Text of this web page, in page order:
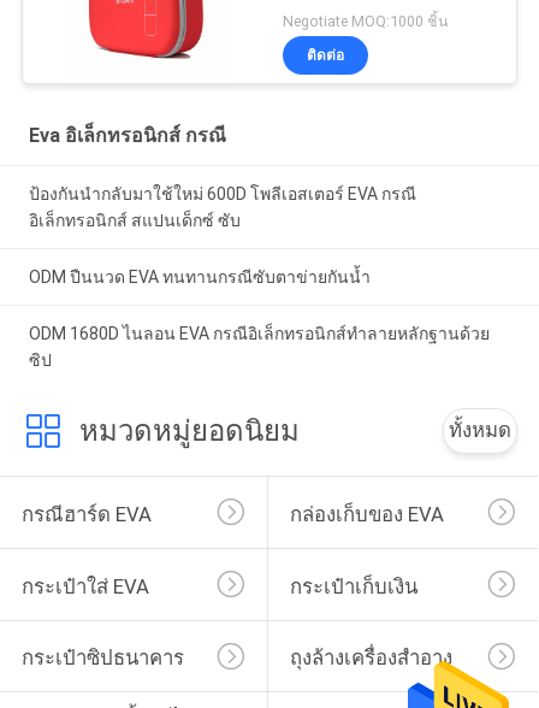
Negotiate MOQ:1000 ชิ้น
ติดต่อ
Eva อิเล็กทรอนิกส์ กรณี
ป้องกันนำกลับมาใช้ใหม่ 600D โพลีเอสเตอร์ EVA กรณี
อิเล็กทรอนิกส์ สแปนเด็กซ์ ซับ
ODM ปืนนวด EVA ทนทานกรณีซับตาข่ายกันน้ำ
ODM 1680D ไนลอน EVA กรณีอิเล็กทรอนิกส์ทำลายหลักฐานด้วย
ซิป
หมวดหมู่ยอดนิยม ทั้งหมด
กรณีฮาร์ด EVA กล่องเก็บของ EVA
กระเป๋าใส่ EVA กระเป๋าเก็บเงิน
กระเป๋าซิปธนาคาร ถุงล้างเครื่องสำอาง